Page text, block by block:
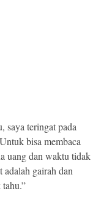
saya teringat pada
bisa membaca
uang dan waktu tidak
adalah gairah dan